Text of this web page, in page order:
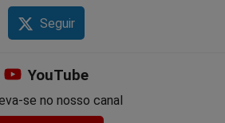
Seguir
YouTube
se no nosso canal